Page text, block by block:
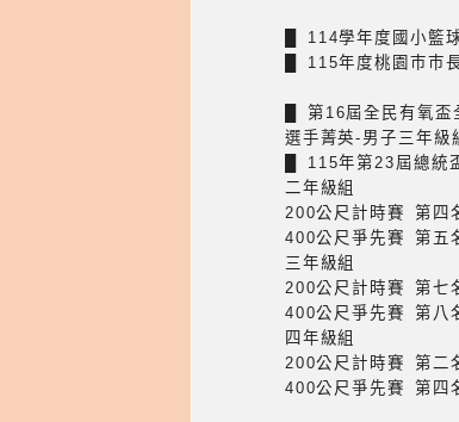
█ 114學年度國小籃
█ 115年度桃園巿巿
█ 第16屆全民有氧盃
選手菁英-男子三年級
█ 115年第23屆總統
二年級組
200公尺計時賽 第四
400公尺爭先賽 第五
三年級組
200公尺計時賽 第七
400公尺爭先賽 第八
四年級組
200公尺計時賽 第二
400公尺爭先賽 第四